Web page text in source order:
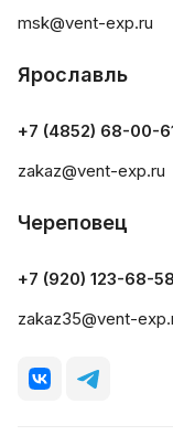
msk@vent-exp.ru
Ярославль
+7 (4852) 68-00-
zakaz@vent-exp.ru
Череповец
+7 (920) 123-68-58
zakaz35@vent-